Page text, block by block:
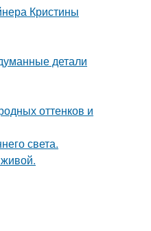
Кристины
детали
оттенков и
света.